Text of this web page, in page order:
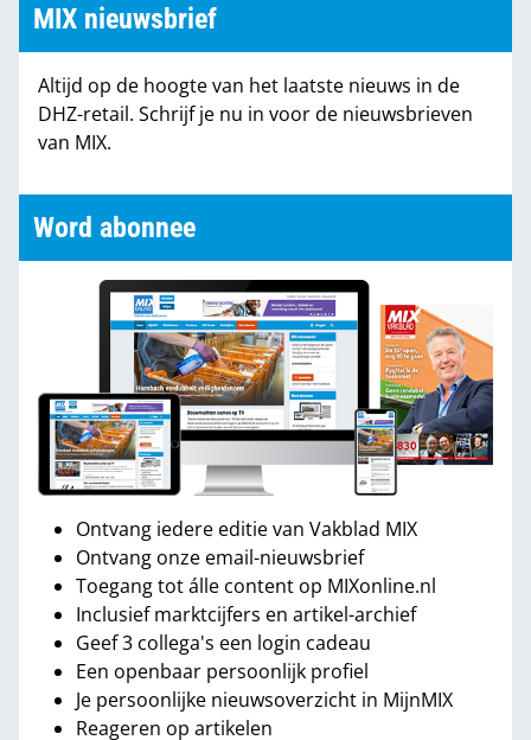
MIX nieuwsbrief
Altijd op de hoogte van het laatste nieuws in de
DHZ-retail. Schrijf je nu in voor de nieuwsbrieven
van MIX.
Word abonnee
Ontvang iedere editie van Vakblad MIX
Ontvang onze email-nieuwsbrief
Toegang tot álle content op MIXonline.nl
Inclusief marktcijfers en artikel-archief
Geef 3 collega's een login cadeau
Een openbaar persoonlijk profiel
Je persoonlijke nieuwsoverzicht in MijnMIX
Reageren op artikelen